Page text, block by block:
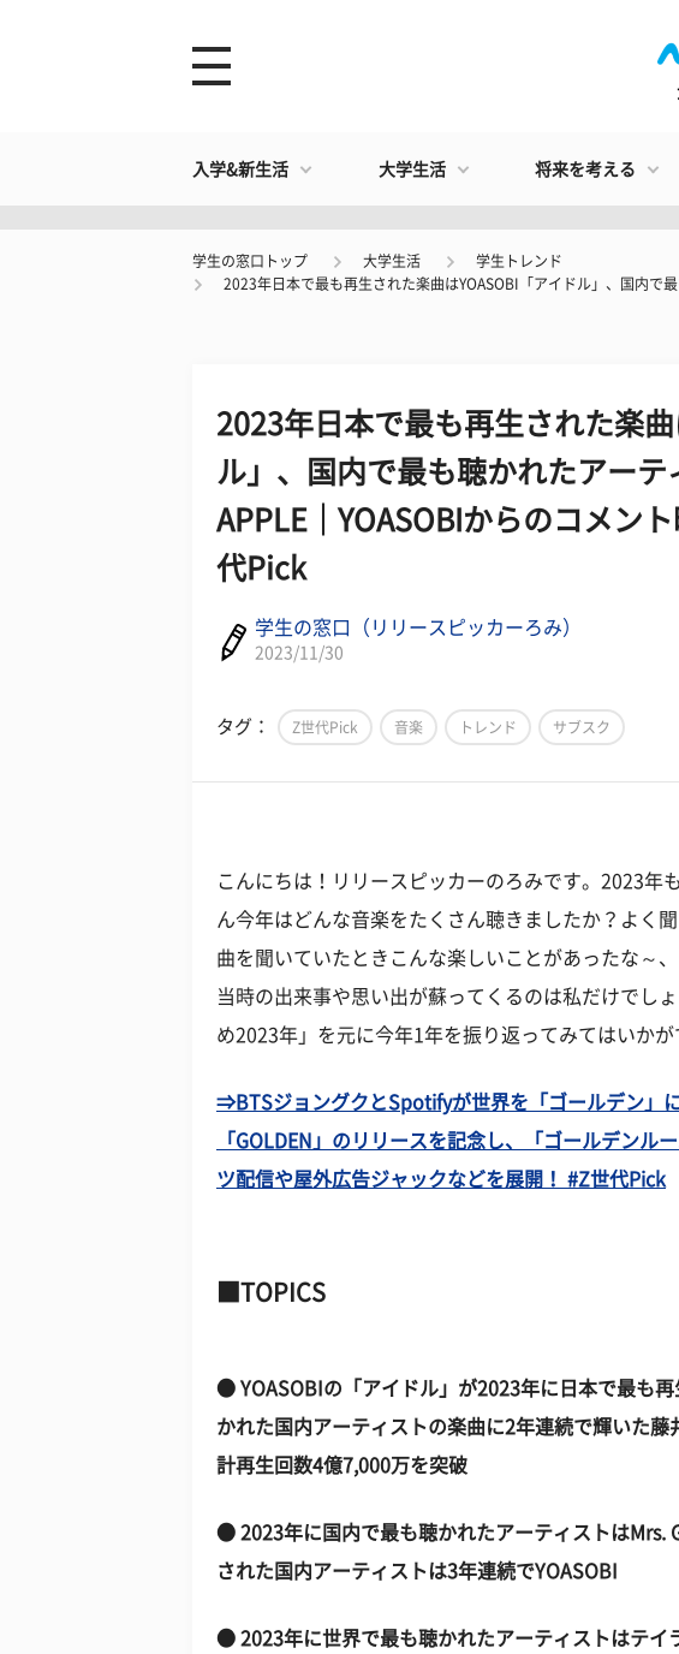
入学&新生活 大学生活 将来を考える
学生の窓口トップ 大学生活
学生トレンド
2023年日本で最も再生された楽曲はYOASOBI「アイドル」、国内で
2023年日本で最も再生された楽曲
ル」、国内で最も聴かれたアーテ
APPLE｜YOASOBIからのコメン
代Pick
学生の窓口（リリースピッカーろみ）
2023/11/30
タグ： Z世代Pick 音楽 トレンド サブスク
こんにちは！リリースピッカーのろみです。2023年
ん今年はどんな音楽をたくさん聴きましたか？よく
曲を聞いていたときこんな楽しいことがあったな～
当時の出来事や思い出が蘇ってくるのは私だけでし
め2023年」を元に今年1年を振り返ってみてはいかが
⇒BTSジョングクとSpotifyが世界を「ゴールデン」
「GOLDEN」のリリースを記念し、「ゴールデンル
ツ配信や屋外広告ジャックなどを展開！ #Z世代Pick
TOPICS
● YOASOBIの「アイドル」が2023年に日本で最も
かれた国内アーティストの楽曲に2年連続で輝いた藤
計再生回数4億7,000万を突破
● 2023年に国内で最も聴かれたアーティストはMrs.
された国内アーティストは3年連続でYOASOBI
● 2023年に世界で最も聴かれたアーティストはテイ